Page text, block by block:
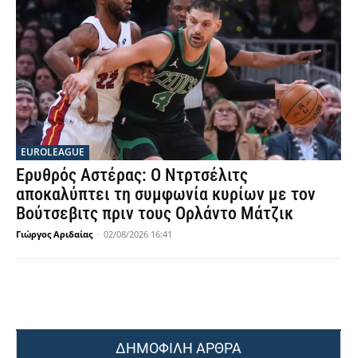
EUROLEAGUE
Ερυθρός Αστέρας: Ο Ντρτσέλιτς
αποκαλύπτει τη συμφωνία κυρίων με τον
Βούτσεβιτς πριν τους Ορλάντο Μάτζικ
Γιώργος Αριδαίας - 02/08/2026 16:41
ΔΗΜΟΦΙΛΗ ΑΡΘΡΑ